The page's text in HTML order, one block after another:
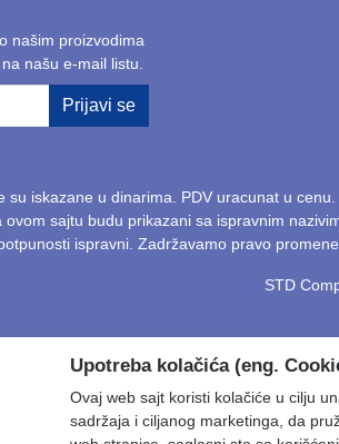
našim proizvodima
našu e-mail listu.
Prijavi se
su iskazane u dinarima. PDV uracunat u
ovom sajtu budu prikazani sa ispravnim
ispravni. Zadržavamo pravo
STD
Upotreba kolačića (eng.
Ovaj web sajt koristi kolačiće u cilju
sadržaja i ciljanog marketinga, da